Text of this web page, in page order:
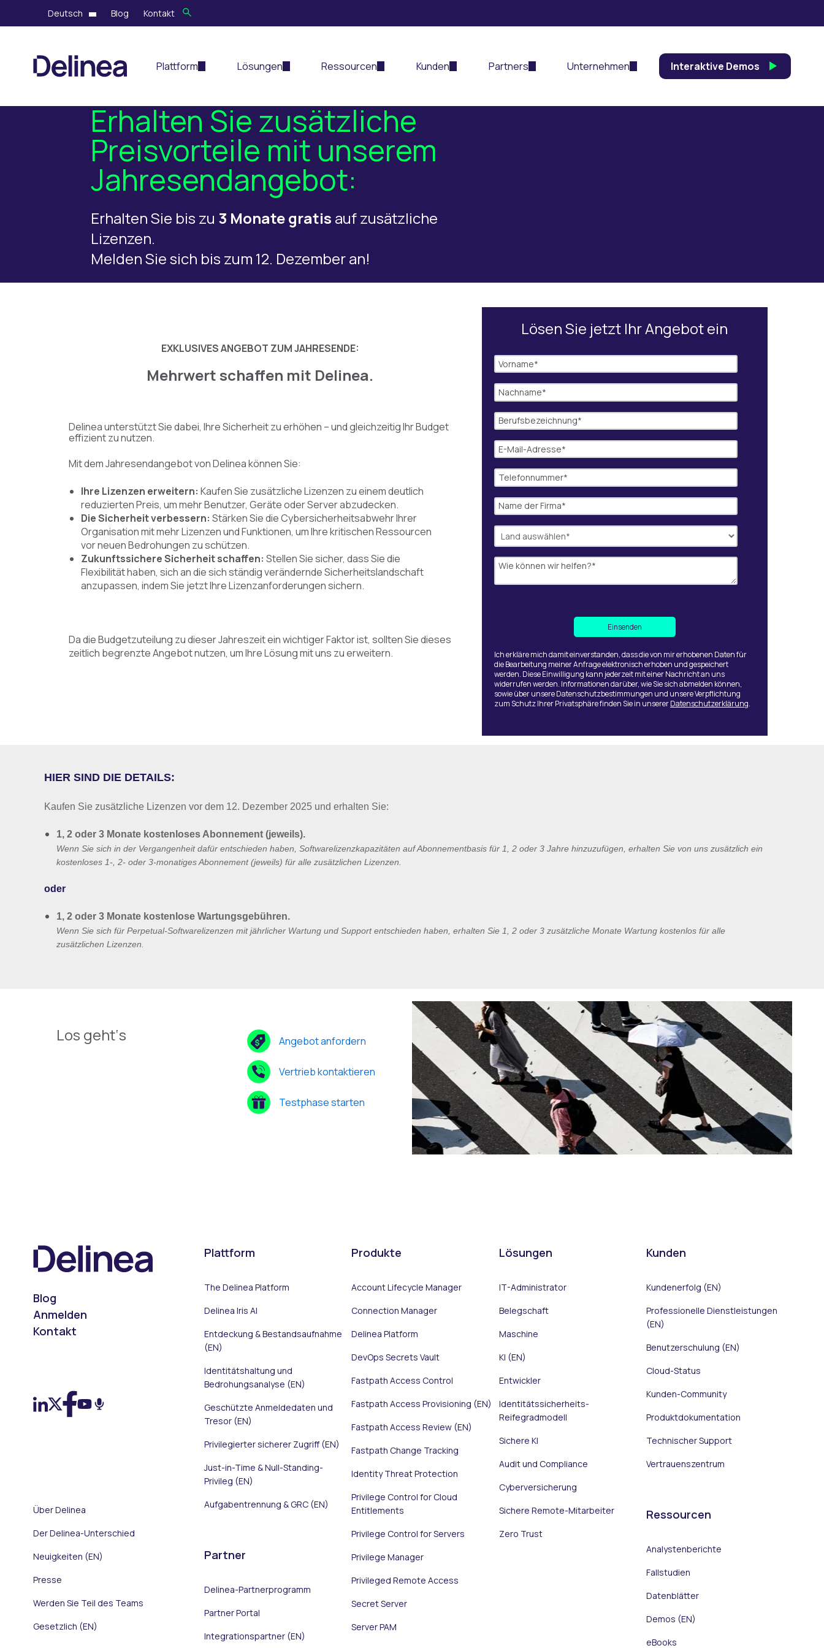
Deutsch Blog Kontakt
Plattform Lösungen Ressourcen Kunden Partners Unternehmen Interaktive Demos
Erhalten Sie zusätzliche
Preisvorteile mit unserem
Jahresendangebot:
Erhalten Sie bis zu 3 Monate gratis auf zusätzliche
Lizenzen.
Melden Sie sich bis zum 12. Dezember an!
EXKLUSIVES ANGEBOT ZUM JAHRESENDE:
Mehrwert schaffen mit Delinea.
Delinea unterstützt Sie dabei, Ihre Sicherheit zu erhöhen – und gleichzeitig Ihr Budget
effizient zu nutzen.
Mit dem Jahresendangebot von Delinea können Sie:
Ihre Lizenzen erweitern: Kaufen Sie zusätzliche Lizenzen zu einem deutlich
reduzierten Preis, um mehr Benutzer, Geräte oder Server abzudecken.
Die Sicherheit verbessern: Stärken Sie die Cybersicherheitsabwehr Ihrer
Organisation mit mehr Lizenzen und Funktionen, um Ihre kritischen Ressourcen
vor neuen Bedrohungen zu schützen.
Zukunftssichere Sicherheit schaffen: Stellen Sie sicher, dass Sie die
Flexibilität haben, sich an die sich ständig verändernde Sicherheitslandschaft
anzupassen, indem Sie jetzt Ihre Lizenzanforderungen sichern.
Da die Budgetzuteilung zu dieser Jahreszeit ein wichtiger Faktor ist, sollten Sie dieses
zeitlich begrenzte Angebot nutzen, um Ihre Lösung mit uns zu erweitern.
Lösen Sie jetzt Ihr Angebot ein
Ich erkläre mich damit einverstanden, dass die von mir erhobenen Daten für
die Bearbeitung meiner Anfrage elektronisch erhoben und gespeichert
werden. Diese Einwilligung kann jederzeit mit einer Nachricht an uns
widerrufen werden. Informationen darüber, wie Sie sich abmelden können,
sowie über unsere Datenschutzbestimmungen und unsere Verpflichtung
zum Schutz Ihrer Privatsphäre finden Sie in unsererDatenschutzerklärung.
HIER SIND DIE DETAILS:
Kaufen Sie zusätzliche Lizenzen vor dem 12. Dezember 2025 und erhalten Sie:
1, 2 oder 3 Monate kostenloses Abonnement (jeweils).
Wenn Sie sich in der Vergangenheit dafür entschieden haben, Softwarelizenzkapazitäten auf Abonnementbasis für 1, 2 oder 3 Jahre hinzuzufügen, erhalten Sie von uns zusätzlich ein
kostenloses 1-, 2- oder 3-monatiges Abonnement (jeweils) für alle zusätzlichen Lizenzen.
oder
1, 2 oder 3 Monate kostenlose Wartungsgebühren.
Wenn Sie sich für Perpetual-Softwarelizenzen mit jährlicher Wartung und Support entschieden haben, erhalten Sie 1, 2 oder 3 zusätzliche Monate Wartung kostenlos für alle
zusätzlichen Lizenzen.
Los geht‘s Angebot anfordern
Vertrieb kontaktieren
Testphase starten
Blog
Anmelden
Kontakt
Über Delinea
Der Delinea-Unterschied
Neuigkeiten (EN)
Presse
Werden Sie Teil des Teams
Gesetzlich (EN)
Plattform
The Delinea Platform
Delinea Iris AI
Entdeckung & Bestandsaufnahme
(EN)
Identitätshaltung und
Bedrohungsanalyse (EN)
Geschützte Anmeldedaten und
Tresor (EN)
Privilegierter sicherer Zugriff (EN)
Just-in-Time & Null-Standing-
Privileg (EN)
Aufgabentrennung & GRC (EN)
Partner
Delinea-Partnerprogramm
Partner Portal
Integrationspartner (EN)
Produkte
Account Lifecycle Manager
Connection Manager
Delinea Platform
DevOps Secrets Vault
Fastpath Access Control
Fastpath Access Provisioning (EN)
Fastpath Access Review (EN)
Fastpath Change Tracking
Identity Threat Protection
Privilege Control for Cloud
Entitlements
Privilege Control for Servers
Privilege Manager
Privileged Remote Access
Secret Server
Server PAM
Lösungen
IT-Administrator
Belegschaft
Maschine
KI (EN)
Entwickler
Identitätssicherheits-
Reifegradmodell
Sichere KI
Audit und Compliance
Cyberversicherung
Sichere Remote-Mitarbeiter
Zero Trust
Kunden
Kundenerfolg (EN)
Professionelle Dienstleistungen
(EN)
Benutzerschulung (EN)
Cloud-Status
Kunden-Community
Produktdokumentation
Technischer Support
Vertrauenszentrum
Ressourcen
Analystenberichte
Fallstudien
Datenblätter
Demos (EN)
eBooks